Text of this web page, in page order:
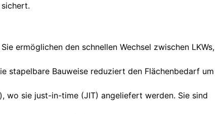
ermöglichen den schnellen Wechsel zwischen LKWs,
stapelbare Bauweise reduziert den Flächenbedarf um
wo sie just-in-time (JIT) angeliefert werden. Sie sind